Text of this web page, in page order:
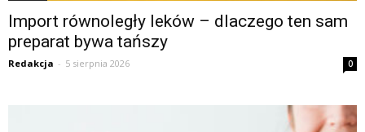
Import równoległy leków – dlaczego ten sam
preparat bywa tańszy
Redakcja - 5 sierpnia 2026 0